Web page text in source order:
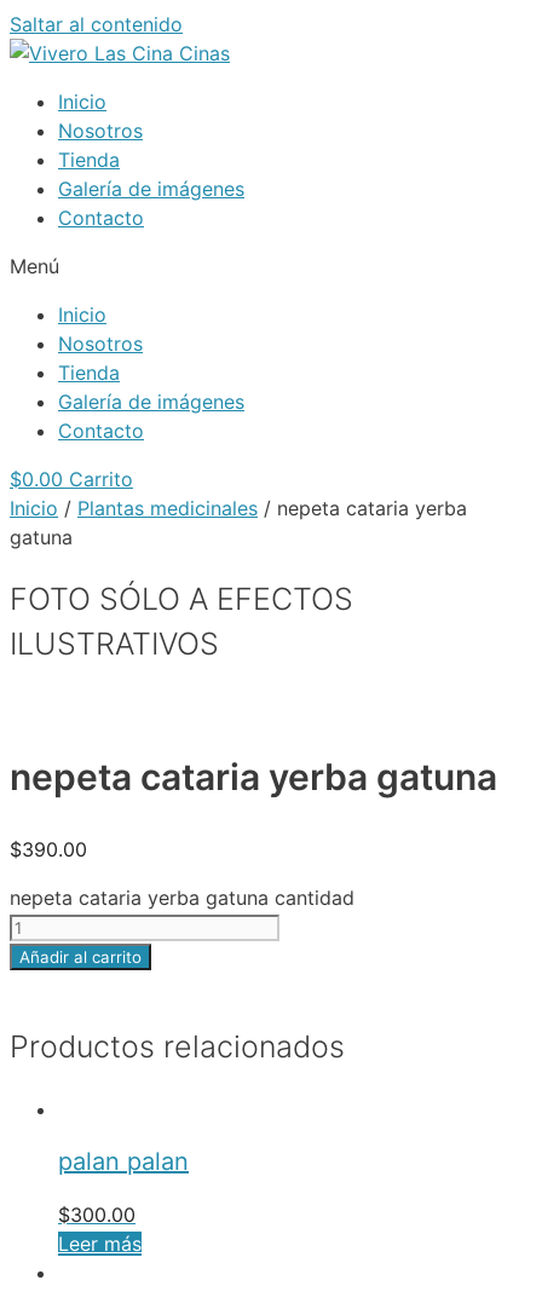
Saltar al contenido
Inicio
Nosotros
Tienda
Galería de imágenes
Contacto
Menú
Inicio
Nosotros
Tienda
Galería de imágenes
Contacto
$0.00 Carrito
Inicio / Plantas medicinales / nepeta cataria yerba
gatuna
FOTO SÓLO A EFECTOS
ILUSTRATIVOS
nepeta cataria yerba gatuna
$390.00
nepeta cataria yerba gatuna cantidad
Añadir al carrito
Productos relacionados
palan palan
$300.00
Leer más